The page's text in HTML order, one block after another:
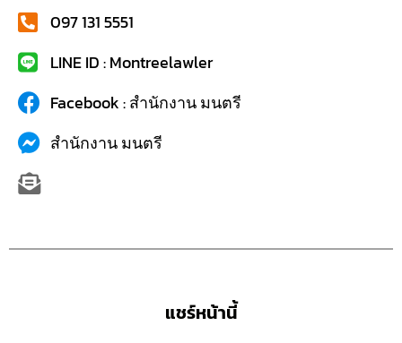
097 131 5551
LINE ID : Montreelawler
Facebook : สำนักงาน มนตรี
สำนักงาน มนตรี
แชร์หน้านี้